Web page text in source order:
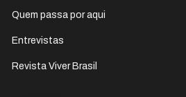
Quem passa por aqui
Entrevistas
Revista Viver Brasil